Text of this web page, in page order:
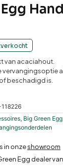
van acaciahout.
vervangingsoptie
beschadigd is.
118226
, Big Green Egg
in onzeshowroom
Egg dealer